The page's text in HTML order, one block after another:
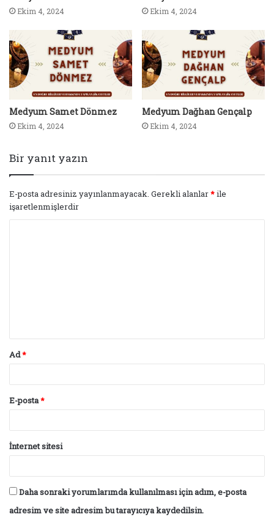
Ekim 4, 2024 Ekim 4, 2024
Medyum Samet Dönmez
Ekim 4, 2024
Medyum Dağhan Gençalp
Ekim 4, 2024
Bir yanıt yazın
E-posta adresiniz yayınlanmayacak. Gerekli alanlar*ile
işaretlenmişlerdir
Ad*
E-posta*
İnternet sitesi
Daha sonraki yorumlarımda kullanılması için adım, e-posta
adresim ve site adresim bu tarayıcıya kaydedilsin.